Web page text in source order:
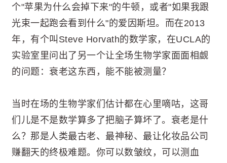
个"苹果为什么会掉下来"的牛顿，或者"如果我跟
光束一起跑会看到什么"的爱因斯坦。而在2013
年，有个叫Steve Horvath的数学家，在UCLA的
实验室里问出了另一个让全场生物学家面面相觑
的问题：衰老这东西，能不能被测量？
当时在场的生物学家们估计都在心里嘀咕，这哥
们儿是不是数学算多了把脑子算坏了。衰老是什
么？那是人类最古老、最神秘、最让化妆品公司
赚翻天的终极难题。你可以数皱纹，可以测血